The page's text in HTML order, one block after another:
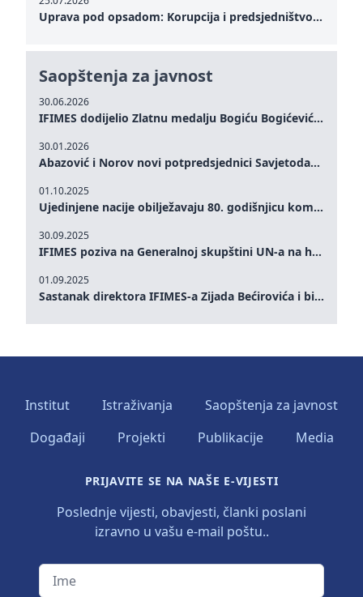
Saopštenja za javnost
30.06.2026
IFIMES dodijelio Zlatnu medalju Bogiću Bogićeviću za izuzetan doprinos demokratskim vrijednostima i miru
30.01.2026
Abazović i Norov novi potpredsjednici Savjetodavnog odbora IFIMES-a
01.10.2025
Ujedinjene nacije obilježavaju 80. godišnjicu komemoracijom na visokom nivou: Eileen Dong predstavlja IFIMES u oblasti ženskog liderstva, unapređenja mira, pravde, rodne ravnopravnosti i održivog razvoja
30.09.2025
IFIMES poziva na Generalnoj skupštini UN-a na hitna ulaganja u mentalno zdravlje i sisteme njege proširene umjetnom inteligencijom
01.09.2025
Sastanak direktora IFIMES-a Zijada Bećirovića i bivšeg premijera Crne Gore Dritana Abazovića
Uprava pod opsadom: Korupcija i predsjedništvo Zelenskog – Kako unutrašnje ranjivosti testiraju političku otpornost Ukrajine u kritičnom trenutku rata
Institut Istraživanja
Saopštenja za javnost
Događaji
Projekti Publikacije Media
PRIJAVITE SE NA NAŠE E-VIJESTI
Poslednje vijesti, obavjesti, članki poslani
izravno u vašu e-mail poštu..
Ime